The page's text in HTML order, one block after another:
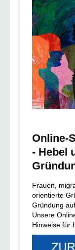
Online-
- Hebel
Frauen,
orientierte
Gründung
Unsere
Hinweise für